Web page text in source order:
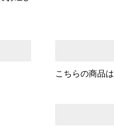
こちらの商品